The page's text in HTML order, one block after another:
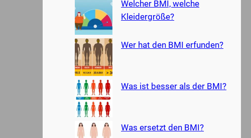
Welcher BMI, welche
Kleidergröße?
Wer hat den BMI erfunden?
Was ist besser als der BMI?
Was ersetzt den BMI?